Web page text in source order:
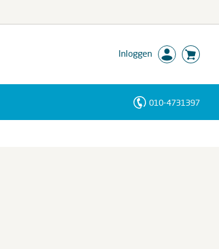
Inloggen
010-4731397